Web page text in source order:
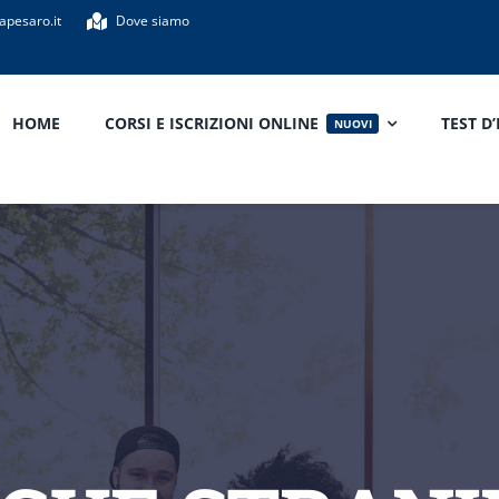
Dove siamo
HOME CORSI E ISCRIZIONI ONLINE NUOVI TEST